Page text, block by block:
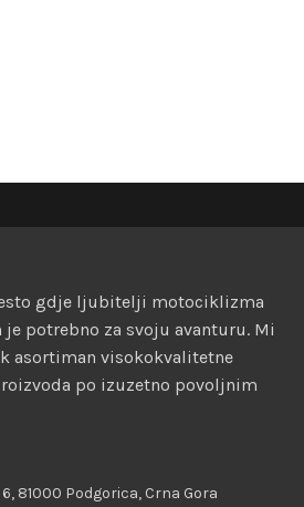
gdje ljubitelji motociklizma
je potrebno za svoju avanturu. Mi
asortiman visokokvalitetne
po izuzetno povoljnim
81000 Podgorica, Crna Gora